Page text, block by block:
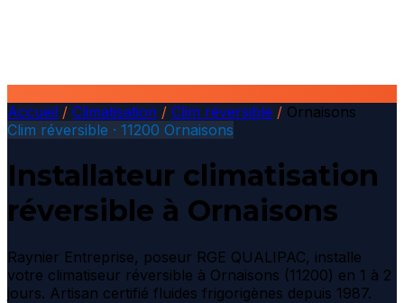
Accueil / Climatisation / Clim réversible / Ornaisons
Clim réversible · 11200 Ornaisons
Installateur climatisation
réversible à Ornaisons
Raynier Entreprise, poseur RGE QUALIPAC, installe
votre climatiseur réversible à Ornaisons (11200) en 1 à 2
jours. Artisan certifié fluides frigorigènes depuis 1987.